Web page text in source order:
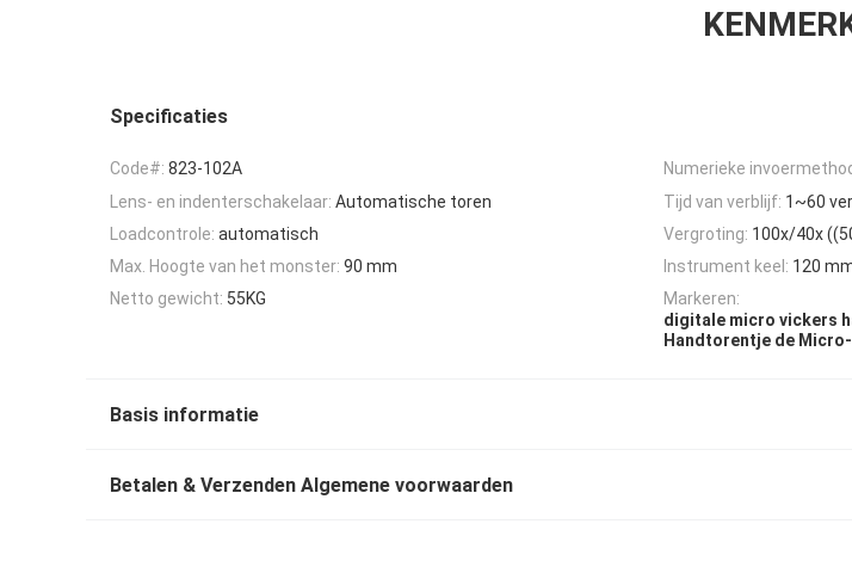
Specificaties
Code#: 823-102A Numerieke
Lens- en indenterschakelaar: Automatische toren Tijd van verblijf: 1~60
Loadcontrole: automatisch Vergroting: 100x/40x
Max. Hoogte van het monster: 90 mm Instrument keel: 120
Netto gewicht: 55KG
Markeren:
digitale micro vickers
Handtorentje de
Basis informatie
Betalen & Verzenden Algemene voorwaarden